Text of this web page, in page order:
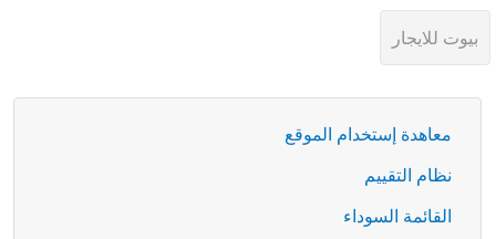
معاهدة إستخدام الموقع
نظام التقييم
القائمة السوداء